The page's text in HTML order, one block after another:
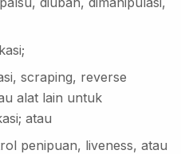
scraping, reverse
alat lain untuk
atau
penipuan, liveness, atau